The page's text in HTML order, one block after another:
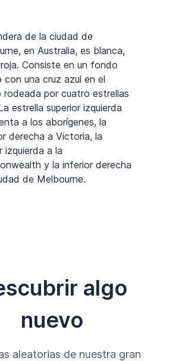
de la ciudad de
en Australia, es blanca,
Consiste en un fondo
con una cruz azul en el
rodeada por cuatro estrellas
estrella superior izquierda
a los aborígenes, la
derecha a Victoria, la
izquierda a la
y la inferior derecha
de Melbourne.
algo
nuevo
aleatorias de nuestra gran